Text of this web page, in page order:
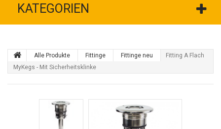
KATEGORIEN
Alle Produkte Fittinge Fittinge neu
Fitting A Flach
MyKegs - Mit Sicherheitsklinke